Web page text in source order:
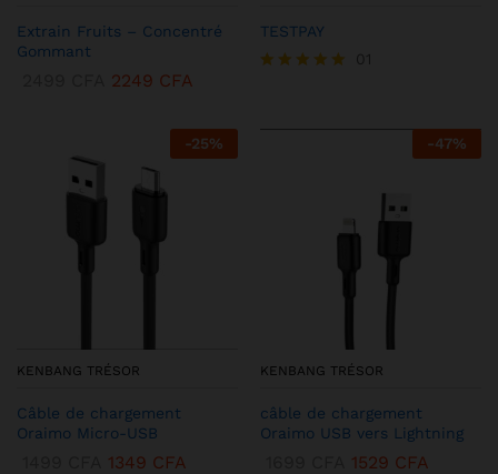
Extrain Fruits – Concentré
Gommant
2249 CFA
TESTPAY
-25%
KENBANG TRÉSOR
Câble de chargement
Oraimo Micro-USB
1349 CFA
-47%
KENBANG TRÉSOR
câble de chargement
Oraimo USB vers Lightning
1529 CFA